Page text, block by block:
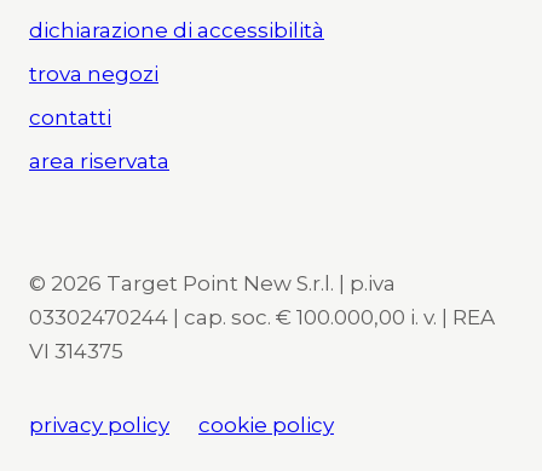
dichiarazione di accessibilità
trova negozi
contatti
area riservata
© 2026 Target Point New S.r.l. | p.iva
03302470244 | cap. soc. € 100.000,00 i. v. | REA
VI 314375
privacy policy cookie policy